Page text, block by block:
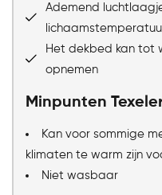
Ademend
Het dekbed kan tot
opnemen
Minpunten
Kan voor sommige
klimaten te warm zijn
Niet wasbaar